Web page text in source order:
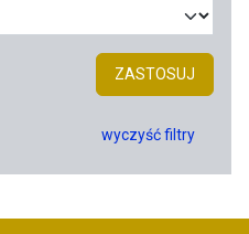
ZASTOSUJ
wyczyść filtry